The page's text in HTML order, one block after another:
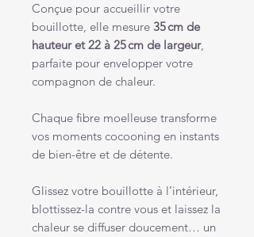
Conçue pour accueillir votre
bouillotte, elle mesure 35 cm de
hauteur et 22 à 25 cm de largeur,
parfaite pour envelopper votre
compagnon de chaleur.
Chaque fibre moelleuse transforme
vos moments cocooning en instants
de bien-être et de détente.
Glissez votre bouillotte à l’intérieur,
blottissez-la contre vous et laissez la
chaleur se diffuser doucement… un